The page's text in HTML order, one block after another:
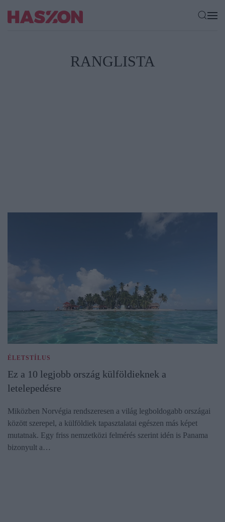
RANGLISTA
ÉLETSTÍLUS
Ez a 10 legjobb ország külföldieknek a
letelepedésre
Miközben Norvégia rendszeresen a világ legboldogabb országai
között szerepel, a külföldiek tapasztalatai egészen más képet
mutatnak. Egy friss nemzetközi felmérés szerint idén is Panama
bizonyult a…